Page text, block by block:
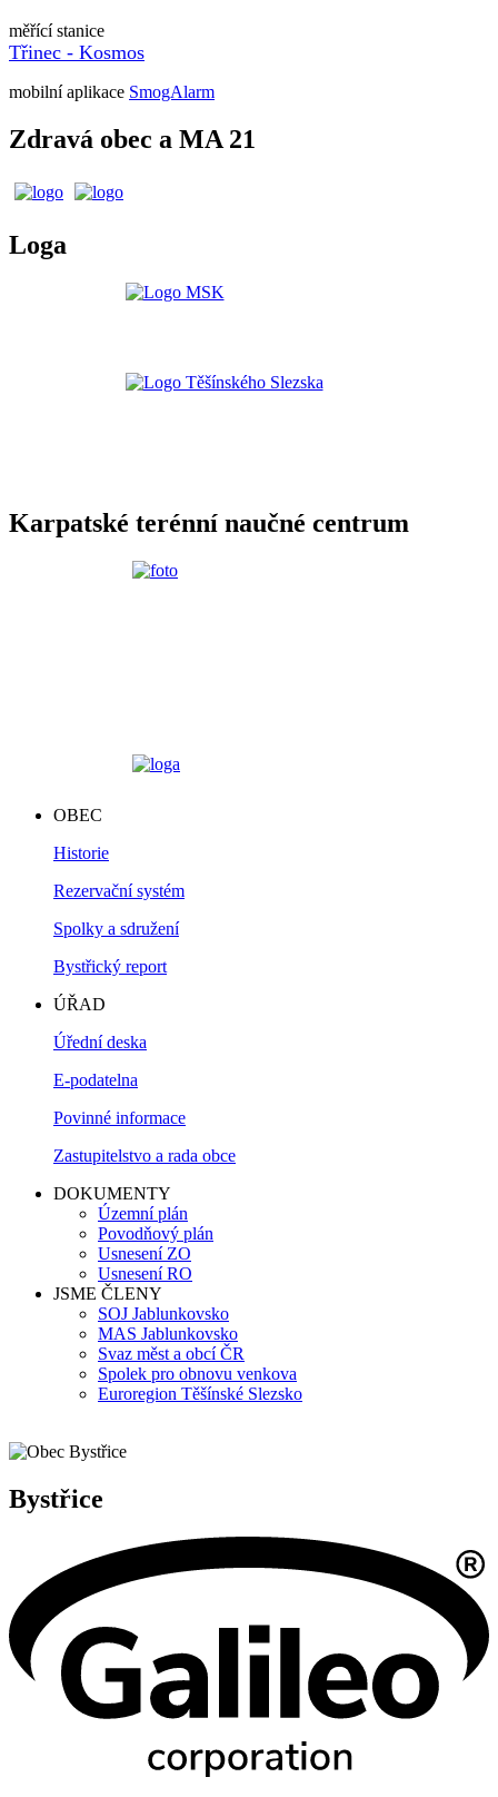
měřící stanice
Třinec - Kosmos
mobilní aplikace SmogAlarm
Zdravá obec a MA 21
Loga
Karpatské terénní naučné centrum
OBEC
Historie
Rezervační systém
Spolky a sdružení
Bystřický report
ÚŘAD
Úřední deska
E-podatelna
Povinné informace
Zastupitelstvo a rada obce
DOKUMENTY
Územní plán
Povodňový plán
Usnesení ZO
Usnesení RO
JSME ČLENY
SOJ Jablunkovsko
MAS Jablunkovsko
Svaz měst a obcí ČR
Spolek pro obnovu venkova
Euroregion Těšínské Slezsko
Bystřice